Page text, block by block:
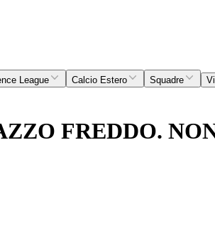
League Calcio Estero Squadre
FREDDO.